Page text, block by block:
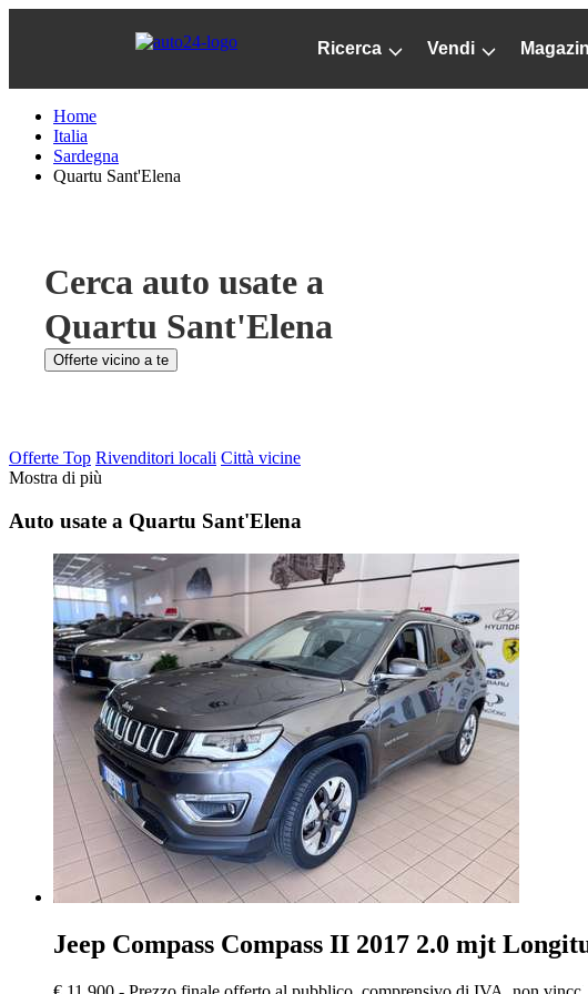
Ricerca Vendi
Home
Italia
Sardegna
Quartu Sant'Elena
Cerca auto usate a
Quartu Sant'Elena
Offerte vicino a te
Offerte Top Rivenditori locali Città vicine
Mostra di più
Auto usate a Quartu Sant'Elena
Jeep Compass Compass II 2017 2.0 mjt